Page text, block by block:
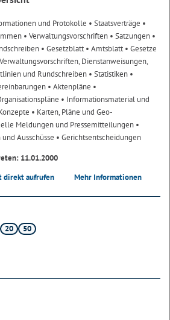
und Protokolle • Staatsverträge •
• Verwaltungsvorschriften • Satzungen •
• Gesetzblatt• Amtsblatt• Gesetze
Dienstanweisungen,
und Rundschreiben • Statistiken •
• Aktenpläne •
• Informationsmaterial und
• Karten, Pläne und Geo-
Meldungen und Pressemitteilungen •
Ausschüsse • Gerichtsentscheidungen
11.01.2000
direkt aufrufen Mehr Informationen
20 50